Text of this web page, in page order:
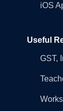
iOS
Useful
GST,